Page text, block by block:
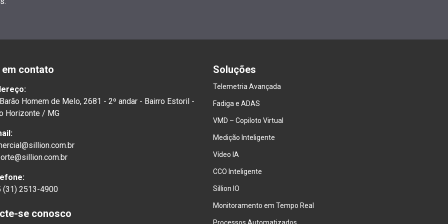
em contato
Homem de Melo, 2681 - 2º andar - Bairro Estoril -
Horizonte / MG
(31) 2513-4900
se conosco
Soluções
Telemetria Avançada
Fadiga e ADAS
VMD – Copiloto Virtual
Medição Inteligente
Vídeo IA
CCO Inteligente
Sillion IO
Monitoramento em Tempo Real